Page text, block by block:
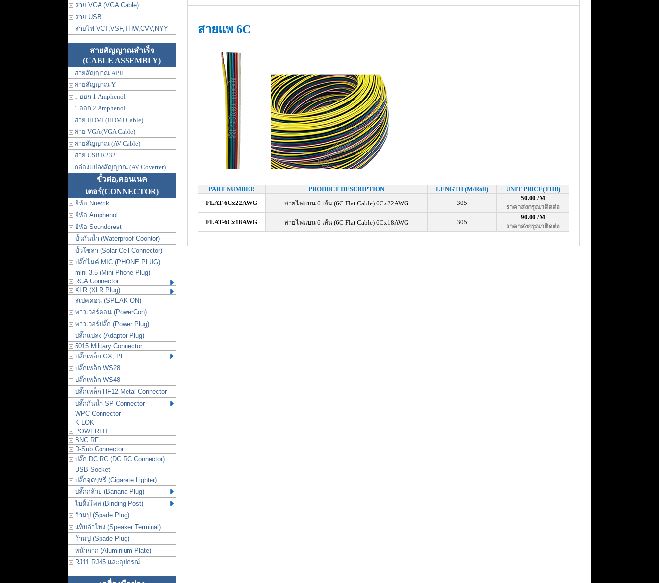
สาย VGA (VGA Cable)
สาย USB
สายไฟ VCT,VSF,THW,CVV,NYY
สายสัญญาณสำเร็จ
(CABLE ASSEMBLY)
สายสัญญาณ APH
สายสัญญาณ Y
1 ออก 1 Amphenol
1 ออก 2 Amphenol
สาย HDMI (HDMI Cable)
สาย VGA (VGA Cable)
สายสัญญาณ (AV Cable)
สาย USB R232
กล่องแปลงสัญญาณ (AV Coverter)
ขั้วต่อ,คอนเนค
เตอร์(CONNECTOR)
ยี่ห้อ Nuetrik
ยี่ห้อ Amphenol
ยี่ห้อ Soundcrest
ขั้วกันน้ำ (Waterproof Coontor)
ขั้วโซลา (Solar Cell Connector)
ปลั๊กไมค์ MIC (PHONE PLUG)
mini 3.5 (Mini Phone Plug)
RCA Connector
XLR (XLR Plug)
สเปคคอน (SPEAK-ON)
พาวเวอร์คอน (PowerCon)
พาวเวอร์ปลั๊ก (Power Plug)
ปลั๊กแปลง (Adaptor Plug)
5015 Military Connector
ปลั๊กเหล็ก GX, PL
ปลั๊กเหล็ก WS28
ปลั๊กเหล็ก WS48
ปลั๊กเหล็ก HF12 Metal Connector
ปลั๊กกันน้ำ SP Connector
WPC Connector
K-LOK
POWERFIT
BNC RF
D-Sub Connector
ปลั๊ก DC RC (DC RC Connector)
USB Socket
ปลั๊กจุดบุหรี่ (Cigarete Lighter)
ปลั๊กกล้วย (Banana Plug)
ไบดิ้งโพส (Binding Post)
ก้ามปู (Spade Plug)
แท็บลำโพง (Speaker Terminal)
ก้ามปู (Spade Plug)
หน้ากาก (Aluminium Plate)
RJ11 RJ45 และอุปกรณ์
สายแพ 6C
PART NUMBER PRODUCT DESCRIPTION LENGTH (M/Roll)
UNIT PRICE(THB)
FLAT-6Cx22AWG
สายไฟแบน 6 เส้น (6C Flat Cable) 6Cx22AWG 305
50.00 /M
ราคาส่งกรุณาติดต่อ
FLAT-6Cx18AWG
สายไฟแบน 6 เส้น (6C Flat Cable) 6Cx18AWG 305
90.00 /M
ราคาส่งกรุณาติดต่อ